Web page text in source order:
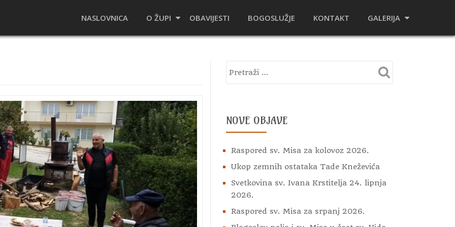
NASLOVNICA O ŽUPI OBAVIJESTI BOGOSLUŽJE KONTAKT GALERIJA
NOVE OBJAVE
Raspored sv. Misa za kolovoz 2026.
Ukop zemnih ostataka Tade Kneževića
Svetkovina sv. Ivana Krstitelja 24. lipnja
2026.
Raspored sv. Misa za srpanj 2026.